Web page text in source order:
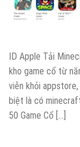
ID Apple Tải
kho game cổ từ
viễn khỏi
biệt là có
50 Game Cổ […]